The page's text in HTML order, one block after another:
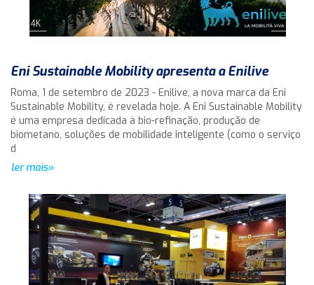
Eni Sustainable Mobility apresenta a Enilive
Roma, 1 de setembro de 2023 - Enilive, a nova marca da Eni
Sustainable Mobility, é revelada hoje. A Eni Sustainable Mobility
é uma empresa dedicada à bio-refinação, produção de
biometano, soluções de mobilidade inteligente (como o serviço
d
ler mais»